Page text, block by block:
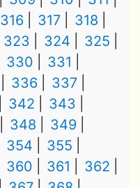
316 317
318
323 324
325
330
331
336
337
342
343
348
349
354
355
360 361
362